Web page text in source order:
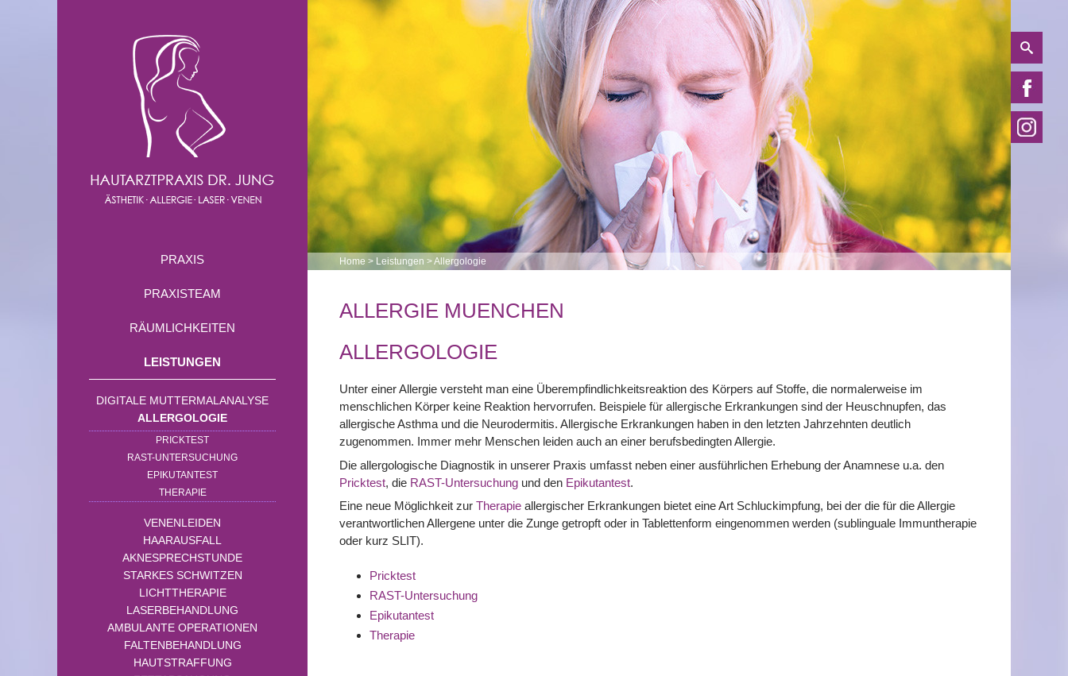
PRAXIS
PRAXISTEAM
RÄUMLICHKEITEN
LEISTUNGEN
DIGITALE MUTTERMALANALYSE
ALLERGOLOGIE
PRICKTEST
RAST-UNTERSUCHUNG
EPIKUTANTEST
THERAPIE
VENENLEIDEN
HAARAUSFALL
AKNESPRECHSTUNDE
STARKES SCHWITZEN
LICHTTHERAPIE
LASERBEHANDLUNG
AMBULANTE OPERATIONEN
FALTENBEHANDLUNG
HAUTSTRAFFUNG
Home > Leistungen >Allergologie
ALLERGIE MUENCHEN
ALLERGOLOGIE
Unter einer Allergie versteht man eine Überempfindlichkeitsreaktion des Körpers auf Stoffe, die normalerweise im
menschlichen Körper keine Reaktion hervorrufen. Beispiele für allergische Erkrankungen sind der Heuschnupfen, das
allergische Asthma und die Neurodermitis. Allergische Erkrankungen haben in den letzten Jahrzehnten deutlich
zugenommen. Immer mehr Menschen leiden auch an einer berufsbedingten Allergie.
Die allergologische Diagnostik in unserer Praxis umfasst neben einer ausführlichen Erhebung der Anamnese u.a. den
Pricktest, die RAST-Untersuchung und den Epikutantest.
Eine neue Möglichkeit zur Therapie allergischer Erkrankungen bietet eine Art Schluckimpfung, bei der die für die Allergie
verantwortlichen Allergene unter die Zunge getropft oder in Tablettenform eingenommen werden (sublinguale Immuntherapie
oder kurz SLIT).
Pricktest
RAST-Untersuchung
Epikutantest
Therapie